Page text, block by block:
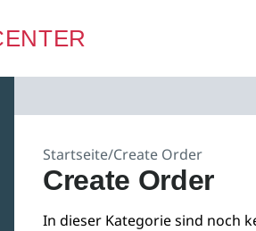
Startseite/Create Order
Create Order
In dieser Kategorie sind noch